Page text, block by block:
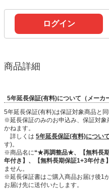
ログイン
商品詳細
5年延長保証(有料)について（メーカ
5年延長保証(有料)は保証対象商品と
※延長保証のみのお申込み、保証対象
かねます。
詳しくは 5年延長保証(有料)について
す)。
※商品名に“★再調整品★、【無料長
年付き】、【無料長期保証1+3年付き
ません。
※延長保証書はご購入商品お届け後1
お届け先に送付いたします。